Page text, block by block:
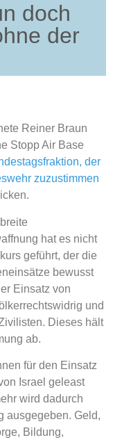
doch
der
Reiner Braun
Stopp Air Base
der
zuzustimmen
hat es nicht
geführt, der die
bewusst
Einsatz von
und
Dieses hält
ab.
für den Einsatz
Israel geleast
wird dadurch
ausgegeben. Geld,
Bildung,